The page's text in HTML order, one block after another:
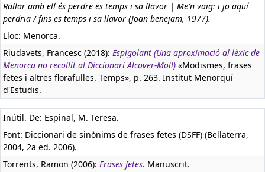
Rallar amb ell és perdre es temps i sa llavor | Me'n vaig: i jo aquí
perdria / fins es temps i sa llavor (Joan benejam, 1977).
Lloc: Menorca.
Riudavets, Francesc (2018): Espigolant (Una aproximació al lèxic de
Menorca no recollit al Diccionari Alcover-Moll) «Modismes, frases
fetes i altres florafulles. Temps», p. 263. Institut Menorquí
d'Estudis.
Inútil. De: Espinal, M. Teresa.
Font: Diccionari de sinònims de frases fetes (DSFF) (Bellaterra,
2004, 2a ed. 2006).
Torrents, Ramon (2006): Frases fetes. Manuscrit.